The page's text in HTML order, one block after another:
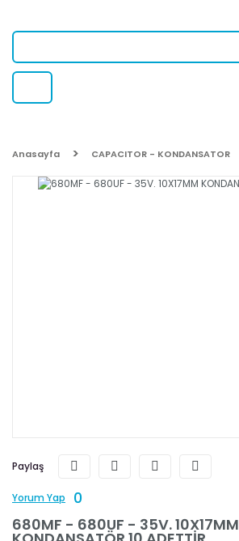
Anasayfa CAPACITOR - KONDANSATOR
Paylaş
Yorum Yap
0
680MF - 680UF - 35V. 10X17MM